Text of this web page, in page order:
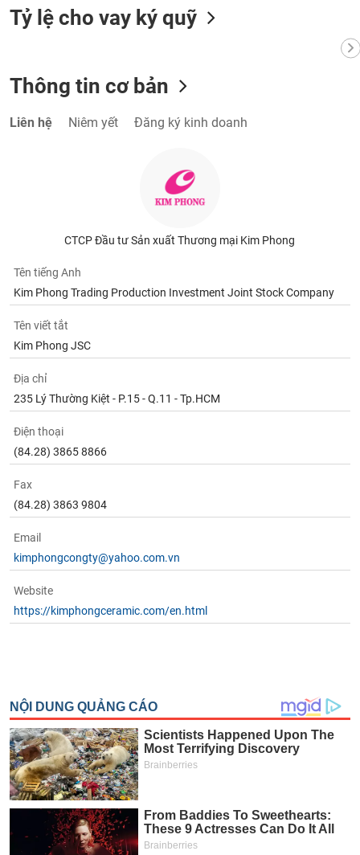
Tỷ lệ cho vay ký quỹ
Thông tin cơ bản
Liên hệ Niêm yết Đăng ký kinh doanh
CTCP Đầu tư Sản xuất Thương mại Kim Phong
Tên tiếng Anh
Kim Phong Trading Production Investment Joint Stock Company
Tên viết tắt
Kim Phong JSC
Địa chỉ
235 Lý Thường Kiệt - P.15 - Q.11 - Tp.HCM
Điện thoại
(84.28) 3865 8866
Fax
(84.28) 3863 9804
Email
kimphongcongty@yahoo.com.vn
Website
https://kimphongceramic.com/en.html
viết
của
Báo
cáo
Dịch
vụ
(-)
Đào
tạo
Sách
tài
chính
Công
cụ
đầu
tư
Truyền
thông
tài
chính
liệu